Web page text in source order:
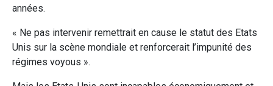
années.
« Ne pas intervenir remettrait en cause le statut des Etats
Unis sur la scène mondiale et renforcerait l’impunité des
régimes voyous ».